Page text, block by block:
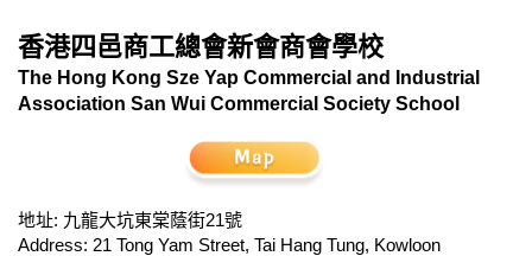
香港四邑商工總會新會商會學校
The Hong Kong Sze Yap Commercial and Industrial
Association San Wui Commercial Society School
地址: 九龍大坑東棠蔭街21號
Address: 21 Tong Yam Street, Tai Hang Tung, Kowloon